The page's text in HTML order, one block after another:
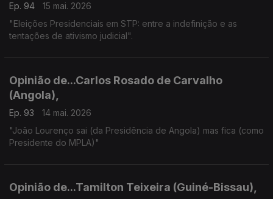
Ep. 94
15 mai. 2026
"Eleições Presidenciais em STP: entre a indefinição e as
tentações de ativismo judicial".
Opinião de...Carlos Rosado de Carvalho
(Angola),
Ep. 93
14 mai. 2026
"João Lourenço sai (da Presidência de Angola) mas fica (como
Presidente do MPLA)"
Opinião de...Tamilton Teixeira (Guiné-Bissau),